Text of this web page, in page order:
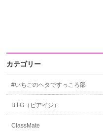
カテゴリー
#いちごのヘタですっころ部
B.I.G（ビアイジ）
ClassMate